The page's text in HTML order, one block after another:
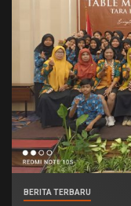
BERITA TERBARU